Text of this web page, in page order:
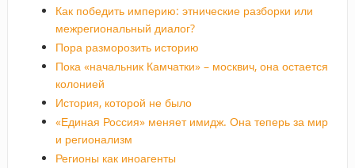
Как победить империю: этнические разборки или
межрегиональный диалог?
Пора разморозить историю
Пока «начальник Камчатки» – москвич, она остается
колонией
История, которой не было
«Единая Россия» меняет имидж. Она теперь за мир
и регионализм
Регионы как иноагенты